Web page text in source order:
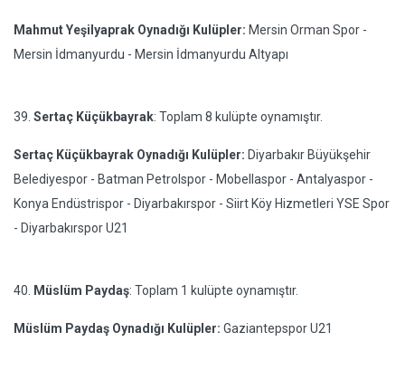
Mahmut Yeşilyaprak Oynadığı Kulüpler: Mersin Orman Spor -
Mersin İdmanyurdu - Mersin İdmanyurdu Altyapı
39. Sertaç Küçükbayrak: Toplam 8 kulüpte oynamıştır.
Sertaç Küçükbayrak Oynadığı Kulüpler: Diyarbakır Büyükşehir
Belediyespor - Batman Petrolspor - Mobellaspor - Antalyaspor -
Konya Endüstrispor - Diyarbakırspor - Siirt Köy Hizmetleri YSE Spor
- Diyarbakırspor U21
40. Müslüm Paydaş: Toplam 1 kulüpte oynamıştır.
Müslüm Paydaş Oynadığı Kulüpler: Gaziantepspor U21